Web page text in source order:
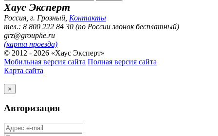
Хаус Эксперт
Россия, г. Грозный Контакты
тел.: 8 800 222 84 30 (по России звонок бесплатный)
grz@grouphe.ru
(карта проезда)
© 2012 - 2026 «Хаус Эксперт»
Мобильная версия сайта Полная версия сайта
Карта сайта
×
Авторизация